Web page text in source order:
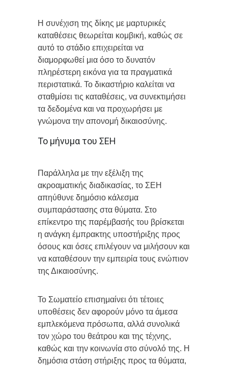
Η συνέχιση της δίκης με μαρτυρικές
καταθέσεις θεωρείται κομβική, καθώς σε
αυτό το στάδιο επιχειρείται να
διαμορφωθεί μια όσο το δυνατόν
πληρέστερη εικόνα για τα πραγματικά
περιστατικά. Το δικαστήριο καλείται να
σταθμίσει τις καταθέσεις, να συνεκτιμήσει
τα δεδομένα και να προχωρήσει με
γνώμονα την απονομή δικαιοσύνης.
Το μήνυμα του ΣΕΗ
Παράλληλα με την εξέλιξη της
ακροαματικής διαδικασίας, το ΣΕΗ
απηύθυνε δημόσιο κάλεσμα
συμπαράστασης στα θύματα. Στο
επίκεντρο της παρέμβασής του βρίσκεται
η ανάγκη έμπρακτης υποστήριξης προς
όσους και όσες επιλέγουν να μιλήσουν και
να καταθέσουν την εμπειρία τους ενώπιον
της Δικαιοσύνης.
Το Σωματείο επισημαίνει ότι τέτοιες
υποθέσεις δεν αφορούν μόνο τα άμεσα
εμπλεκόμενα πρόσωπα, αλλά συνολικά
τον χώρο του θεάτρου και της τέχνης,
καθώς και την κοινωνία στο σύνολό της. Η
δημόσια στάση στήριξης προς τα θύματα,